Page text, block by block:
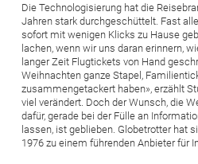
Die Technologisierung hat die
Jahren stark durchgeschüttelt. Fast
sofort mit wenigen Klicks zu Hause
lachen, wenn wir uns daran erinnern,
langer Zeit Flugtickets von Hand
Weihnachten ganze Stapel,
zusammengetackert haben», erzählt
viel verändert. Doch der Wunsch, die
dafür, gerade bei der Fülle an
lassen, ist geblieben. Globetrotter hat
1976 zu einem führenden Anbieter für